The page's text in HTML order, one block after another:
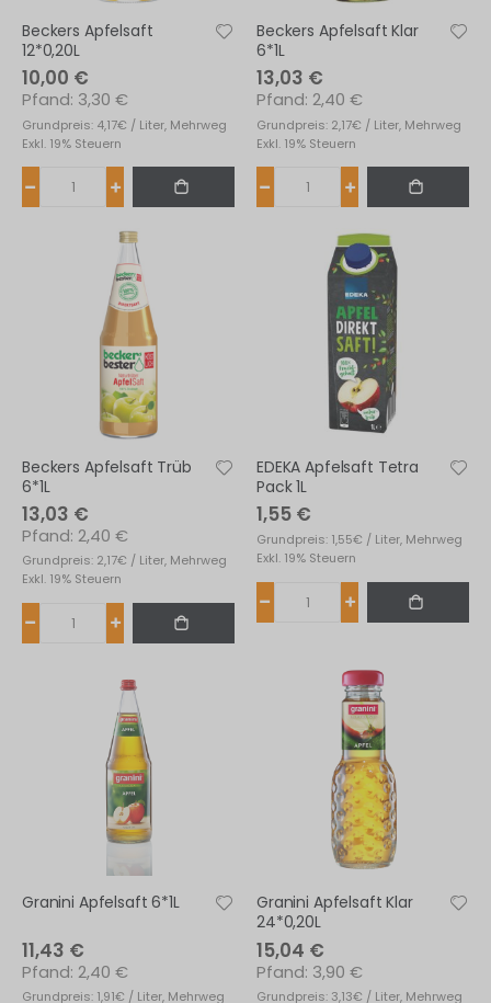
Beckers Apfelsaft
12*0,20L
10,00 €
Grundpreis: 4,17€ / Liter, Mehrweg
3,30 €
Exkl. 19% Steuern
Beckers Apfelsaft Klar
6*1L
13,03 €
Grundpreis: 2,17€ / Liter, Mehrweg
2,40 €
Exkl. 19% Steuern
Beckers Apfelsaft Trüb
6*1L
13,03 €
Grundpreis: 2,17€ / Liter, Mehrweg
2,40 €
Exkl. 19% Steuern
EDEKA Apfelsaft Tetra
Pack 1L
1,55 €
Grundpreis: 1,55€ / Liter, Mehrweg
Exkl. 19% Steuern
Granini Apfelsaft 6*1L
11,43 €
Grundpreis: 1,91€ / Liter, Mehrweg
2,40 €
Granini Apfelsaft Klar
24*0,20L
15,04 €
Grundpreis: 3,13€ / Liter, Mehrweg
3,90 €